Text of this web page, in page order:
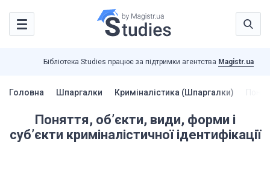
Бібліотека Studies працює за підтримки агентства Magistr.ua
Головна Шпаргалки Криміналістика (Шпаргалки)
Поняття, об’єкти, види, форми і
суб’єкти криміналістичної ідентифікації